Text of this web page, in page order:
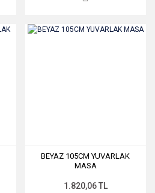
BEYAZ 105CM YUVARLAK
MASA
1.820,06 TL